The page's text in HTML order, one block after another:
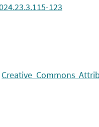
123
Creative Commons